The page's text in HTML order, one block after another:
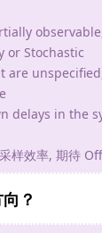
or Stochastic
are
delays in the
样效率, 期待
？